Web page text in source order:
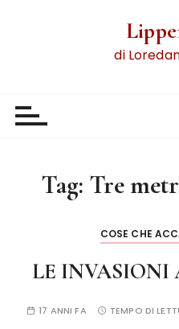
di
Tag: Tre
COSE CHE
LE INVASIONI
17 ANNI FA TEMPO DI